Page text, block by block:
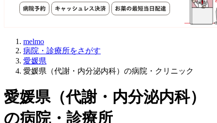
melmo
病院・診療所をさがす
愛媛県
愛媛県（代謝・内分泌内科）の病院・クリニック
愛媛県（代謝・内分泌内科）
の病院・診療所